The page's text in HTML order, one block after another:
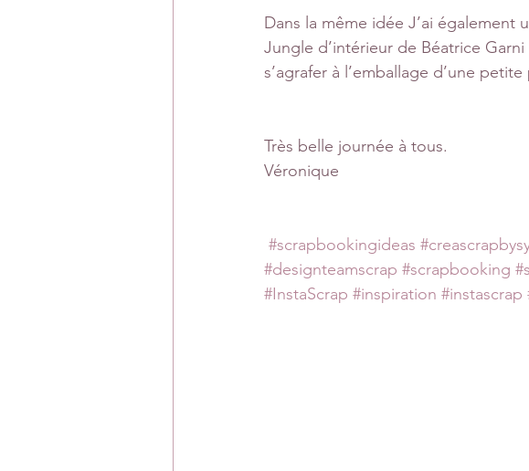
Dans la même idée J’ai
Jungle d’intérieur de Béatrice
s’agrafer à l’emballage d’une
Très belle journée à tous.
Véronique
#scrapbookingideas
#designteamscrap #scrapbooking
#InstaScrap #inspiration #instascrap